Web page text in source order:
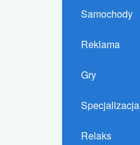
Samochody
Reklama
Gry
Specjalizacja
Relaks